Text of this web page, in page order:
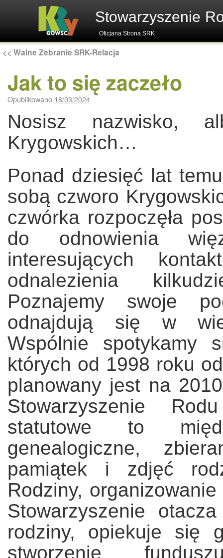
Stowarzyszenie
Oficjana Strona SRK
<< Walne Zebranie SRK-Relacja
Jak to się zaczeło
Opublikowano 18/03/2024
Nosisz nazwisko,
Krygowskich…
Ponad dziesięć lat
sobą czworo
czwórka rozpoczęła
do odnowienia
interesujących
odnalezienia
Poznajemy swoje
odnajdują się w
Wspólnie spotykamy
których od 1998 roku
planowany jest na
Stowarzyszenie
statutowe to
genealogiczne,
pamiątek i zdjęć
Rodziny,
Stowarzyszenie
rodziny, opiekuje się
stworzenie